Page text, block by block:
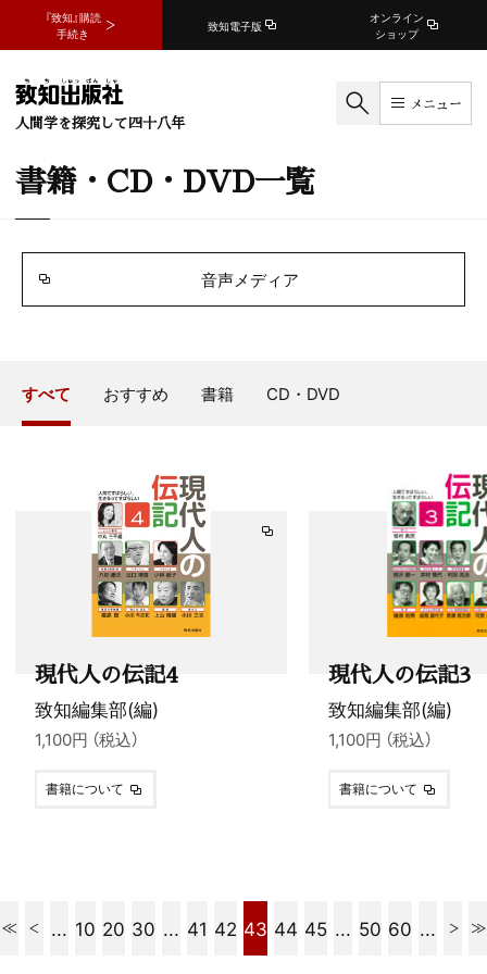
『致知』購読
手続き
致知電子版
オンライン
ショップ
人間学を探究して四十八年
メニュー
書籍・CD・DVD一覧
音声メディア
すべて おすすめ 書籍 CD・DVD
現代人の伝記4
致知編集部(編)
1,100円 （税込）
書籍について
現代人の伝記3
致知編集部(編)
1,100円 （税込）
書籍について
... 10 20 30 ... 41 42 43 44 45 ... 50 60 ...